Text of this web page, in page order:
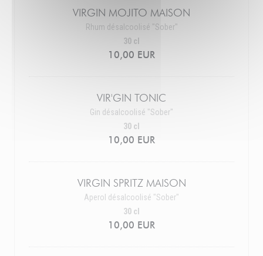
VIRGIN MOJITO MAISON
Rhum désalcoolisé "Sober"
10,00 EUR
30 cl
VIR'GIN TONIC
Gin désalcoolisé "Sober"
10,00 EUR
30 cl
VIRGIN SPRITZ MAISON
Aperol désalcoolisé "Sober"
10,00 EUR
30 cl